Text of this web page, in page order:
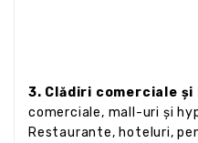
3. Clădiri comerciale și
comerciale, mall-uri și
Restaurante, hoteluri,